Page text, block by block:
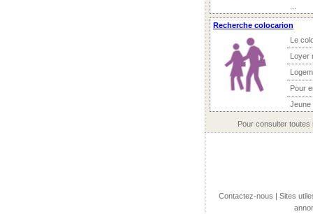
Recherche colocarion
Le
Loyer
Pour
Jeune
Pour consulter
Contactez-nous | Sites